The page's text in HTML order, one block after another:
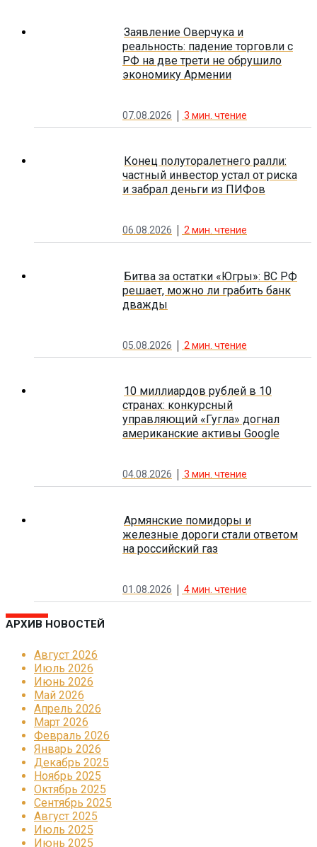
Заявление Оверчука и
реальность: падение торговли с
РФ на две трети не обрушило
экономику Армении
07.08.2026 3 мин. чтение
Конец полуторалетнего ралли:
частный инвестор устал от риска
и забрал деньги из ПИФов
06.08.2026 2мин. чтение
Битва за остатки «Югры»: ВС РФ
решает, можно ли грабить банк
дважды
05.08.2026 2 мин. чтение
10 миллиардов рублей в 10
странах: конкурсный
управляющий «Гугла» догнал
американские активы Google
04.08.2026 3 мин. чтение
Армянские помидоры и
железные дороги стали ответом
на российский газ
01.08.2026 4мин. чтение
АРХИВ НОВОСТЕЙ
Август 2026
Июль 2026
Июнь 2026
Май 2026
Апрель 2026
Март 2026
Февраль 2026
Январь 2026
Декабрь 2025
Ноябрь 2025
Октябрь 2025
Сентябрь 2025
Август 2025
Июль 2025
Июнь 2025